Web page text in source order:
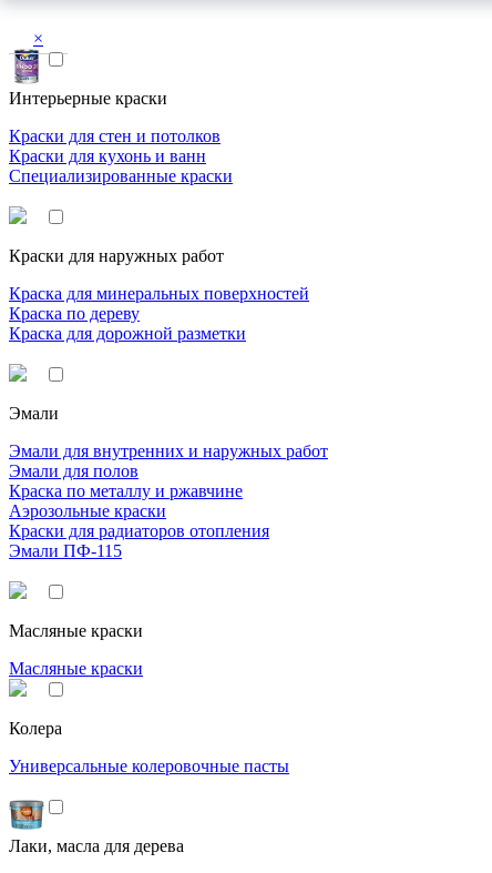
×
Интерьерные краски
Краски для стен и потолков
Краски для кухонь и ванн
Специализированные краски
Краски для наружных работ
Краска для минеральных поверхностей
Краска по дереву
Краска для дорожной разметки
Эмали
Эмали для внутренних и наружных работ
Эмали для полов
Краска по металлу и ржавчине
Аэрозольные краски
Краски для радиаторов отопления
Эмали ПФ-115
Масляные краски
Масляные краски
Колера
Универсальные колеровочные пасты
Лаки, масла для дерева